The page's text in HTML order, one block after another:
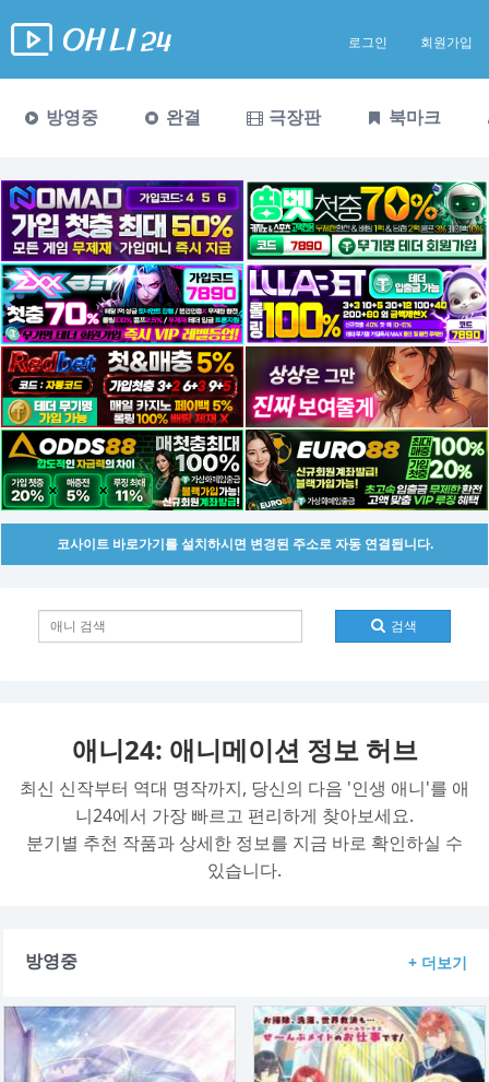
로그인 회원가입
방영중 완결 극장판 북마크
코사이트 바로가기를 설치하시면 변경된 주소로 자동 연결됩니다.
검색
애니24: 애니메이션 정보 허브
최신 신작부터 역대 명작까지, 당신의 다음 '인생 애니'를 애
니24에서 가장 빠르고 편리하게 찾아보세요.
분기별 추천 작품과 상세한 정보를 지금 바로 확인하실 수
있습니다.
+ 더보기
방영중